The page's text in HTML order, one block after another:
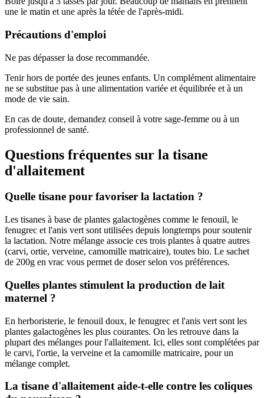
une le matin et une après la tétée de l'après-midi.
Précautions d'emploi
Ne pas dépasser la dose recommandée.
Tenir hors de portée des jeunes enfants. Un complément alimentaire
ne se substitue pas à une alimentation variée et équilibrée et à un
mode de vie sain.
En cas de doute, demandez conseil à votre sage-femme ou à un
professionnel de santé.
Questions fréquentes sur la tisane
d'allaitement
Quelle tisane pour favoriser la lactation ?
Les tisanes à base de plantes galactogènes comme le fenouil, le
fenugrec et l'anis vert sont utilisées depuis longtemps pour soutenir
la lactation. Notre mélange associe ces trois plantes à quatre autres
(carvi, ortie, verveine, camomille matricaire), toutes bio. Le sachet
de 200g en vrac vous permet de doser selon vos préférences.
Quelles plantes stimulent la production de lait
maternel ?
En herboristerie, le fenouil doux, le fenugrec et l'anis vert sont les
plantes galactogènes les plus courantes. On les retrouve dans la
plupart des mélanges pour l'allaitement. Ici, elles sont complétées par
le carvi, l'ortie, la verveine et la camomille matricaire, pour un
mélange complet.
La tisane d'allaitement aide-t-elle contre les coliques